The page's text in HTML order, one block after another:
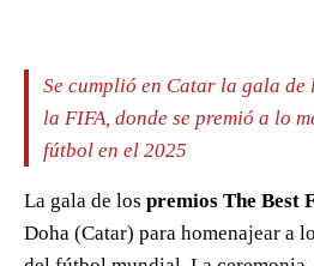
Se cumplió en Catar la gala de
la FIFA, donde se premió a lo
fútbol en el 2025
La gala de los premios The Best
Doha (Catar) para homenajear a